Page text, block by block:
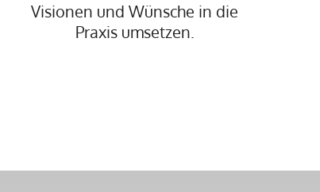
Visionen und Wünsche in die
Praxis umsetzen.